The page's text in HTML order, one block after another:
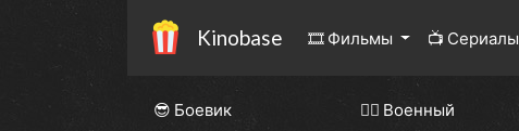
Kinobase 🎞 Фильмы 📺 Сериалы
😎 Боевик 👨‍✈️ Военный